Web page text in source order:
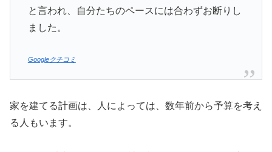
と言われ、自分たちのペースには合わずお断りし
ました。
Googleクチコミ
家を建てる計画は、人によっては、数年前から予算を考え
る人もいます。